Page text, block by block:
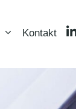
Kontakt